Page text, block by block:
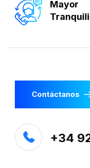
Mayor
Contáctanos
+34